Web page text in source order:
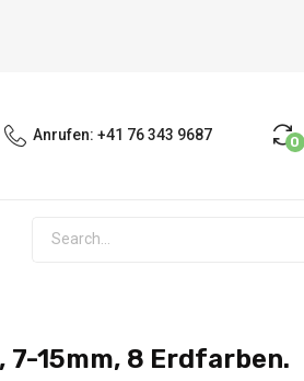
Anrufen: +41 76 343 9687 0
15mm, 8 Erdfarben.